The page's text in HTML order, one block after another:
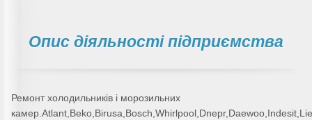
Опис діяльності підприємства
Ремонт холодильників і морозильних